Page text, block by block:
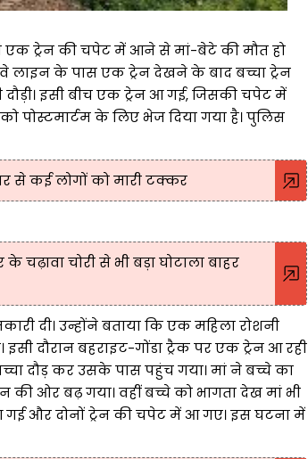
एक ट्रेन की चपेट में आने से मां-बेटे की मौत हो
लाइन के पास एक ट्रेन देखने के बाद बच्चा ट्रेन
इसी बीच एक ट्रेन आ गई, जिसकी चपेट में
पोस्टमार्टम के लिए भेज दिया गया है। पुलिस
से कई लोगों को मारी टक्कर
चढ़ावा चोरी से भी बड़ा घोटाला बाहर
दी। उन्होंने बताया कि एक महिला रोशनी
दौरान बहराइट-गोंडा ट्रैक पर एक ट्रेन आ रही
दौड़ कर उसके पास पहुंच गया। मां ने बच्चे का
की ओर बढ़ गया। वहीं बच्चे को भागता देख मां भी
गई और दोनों ट्रेन की चपेट में आ गए। इस घटना में